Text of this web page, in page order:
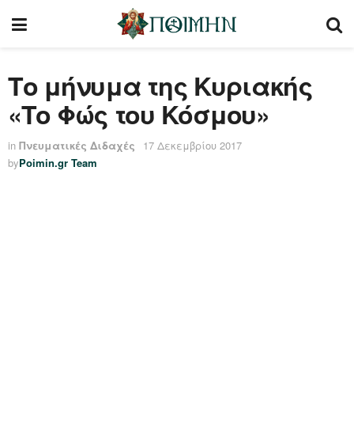
Το μήνυμα της Κυριακής
«Το Φώς του Κόσμου»
in Πνευματικές Διδαχές
17 Δεκεμβρίου 2017
byPoimin.gr Team